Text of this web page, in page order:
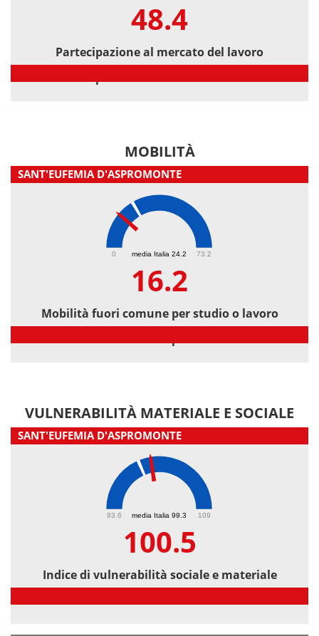
48.4
Partecipazione al mercato del lavoro
MOBILITÀ
SANT'EUFEMIA D'ASPROMONTE
media Italia 24.2
0 73.2
16.2
Mobilità fuori comune per studio o lavoro
VULNERABILITÀ MATERIALE E SOCIALE
SANT'EUFEMIA D'ASPROMONTE
media Italia 99.3
93.6 109
100.5
Indice di vulnerabilità sociale e materiale